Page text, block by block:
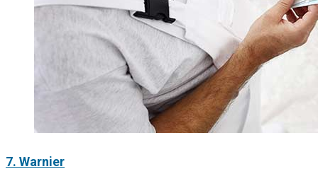
7. Warnier